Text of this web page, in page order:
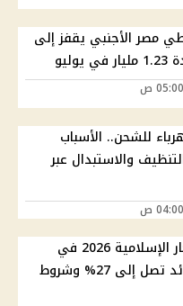
مصر الأجنبي يقفز إلى
للشحن.. الأسباب
والاستبدال عبر
أفضل شهادات الادخار الإسلامية 2026 في
البنوك المصرية.. عوائد تصل إلى 27% وشروط